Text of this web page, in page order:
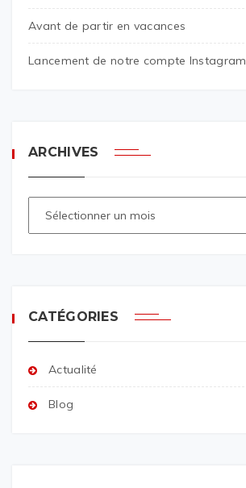
Avant de partir en vacances
Lancement de notre compte Instagram
ARCHIVES
CATÉGORIES
Actualité
Blog